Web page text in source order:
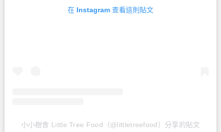
在 Instagram 查看這則貼文
小小樹食 Little Tree Food（@littletreefood）分享的貼文